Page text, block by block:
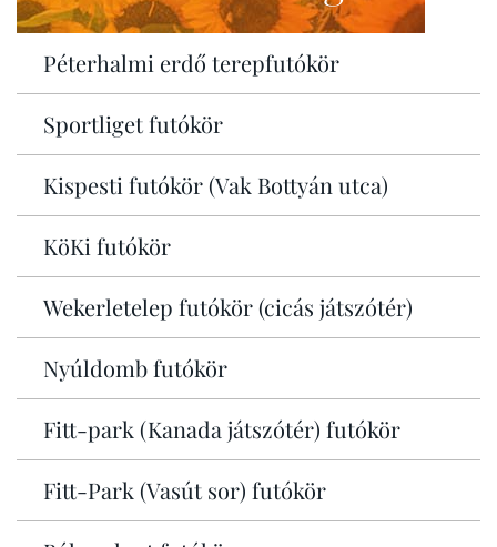
Péterhalmi erdő terepfutókör
Sportliget futókör
Kispesti futókör (Vak Bottyán utca)
KöKi futókör
Wekerletelep futókör (cicás játszótér)
Nyúldomb futókör
Fitt-park (Kanada játszótér) futókör
Fitt-Park (Vasút sor) futókör